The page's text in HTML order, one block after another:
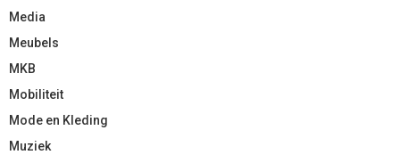
Media
Meubels
MKB
Mobiliteit
Mode en Kleding
Muziek